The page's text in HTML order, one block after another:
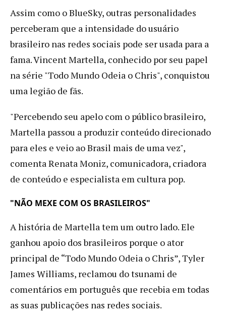
Assim como o BlueSky, outras personalidades
perceberam que a intensidade do usuário
brasileiro nas redes sociais pode ser usada para a
fama. Vincent Martella, conhecido por seu papel
na série "Todo Mundo Odeia o Chris", conquistou
uma legião de fãs.
"Percebendo seu apelo com o público brasileiro,
Martella passou a produzir conteúdo direcionado
para eles e veio ao Brasil mais de uma vez",
comenta Renata Moniz, comunicadora, criadora
de conteúdo e especialista em cultura pop.
"NÃO MEXE COM OS BRASILEIROS"
A história de Martella tem um outro lado. Ele
ganhou apoio dos brasileiros porque o ator
principal de “Todo Mundo Odeia o Chris”, Tyler
James Williams, reclamou do tsunami de
comentários em português que recebia em todas
as suas publicações nas redes sociais.